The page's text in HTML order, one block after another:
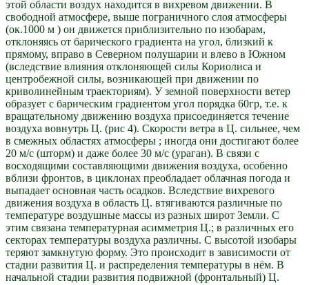
этой области воздух находится в вихревом движении. В
свободной атмосфере, выше пограничного слоя атмосферы
(ок.1000 м ) он движется приблизительно по изобарам,
отклоняясь от барического градиента на угол, близкий к
прямому, вправо в Северном полушарии и влево в Южном
(вследствие влияния отклоняющей силы Кориолиса и
центробежной силы, возникающей при движении по
криволинейным траекториям). У земной поверхности ветер
образует с барическим градиентом угол порядка 60гр, т.е. к
вращательному движению воздуха присоединяется течение
воздуха вовнутрь Ц. (рис 4). Скорости ветра в Ц. сильнее, чем
в смежных областях атмосферы ; иногда они достигают более
20 м/с (шторм) и даже более 30 м/с (ураган). В связи с
восходящими составляющими движения воздуха, особенно
вблизи фронтов, в циклонах преобладает облачная погода и
выпадает основная часть осадков. Вследствие вихревого
движения воздуха в область Ц. втягиваются различные по
температуре воздушные массы из разных широт Земли. С
этим связана температурная асимметрия Ц.; в различных его
секторах температуры воздуха различны. С высотой изобары
теряют замкнутую форму. Это происходит в зависимости от
стадии развития Ц. и распределения температуры в нём. В
начальной стадии развития подвижной (фронтальный) Ц.